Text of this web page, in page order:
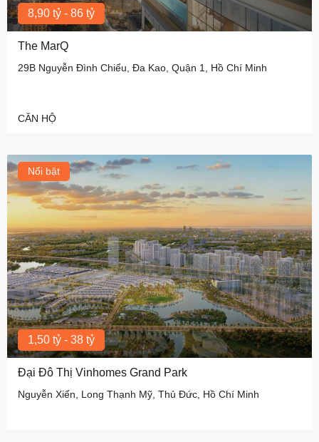
8,90 tỷ - 86 tỷ
The MarQ
29B Nguyễn Đình Chiểu, Đa Kao, Quận 1, Hồ Chí Minh
CĂN HỘ
Nổi bật
1,50 tỷ - 38 tỷ
Đại Đô Thị Vinhomes Grand Park
Nguyễn Xiển, Long Thạnh Mỹ, Thủ Đức, Hồ Chí Minh